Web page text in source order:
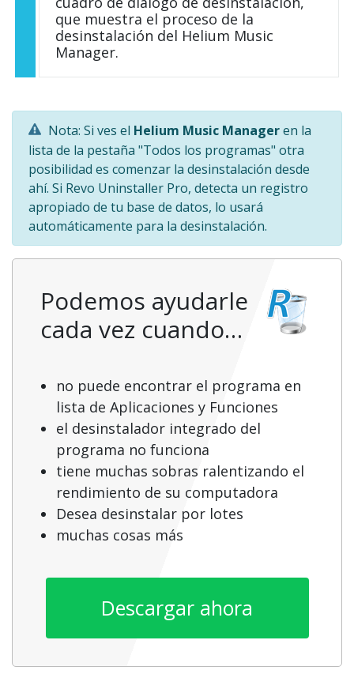
que muestra el proceso de la
desinstalación del Helium Music
Manager.
Nota: Si ves el Helium Music Manageren la
lista de la pestaña "Todos los programas" otra
posibilidad es comenzar la desinstalación desde
ahí. Si Revo Uninstaller Pro, detecta un registro
apropiado de tu base de datos, lo usará
automáticamente para la desinstalación.
Podemos ayudarle
cada vez cuando…
no puede encontrar el programa en
lista de Aplicaciones y Funciones
el desinstalador integrado del
programa no funciona
tiene muchas sobras ralentizando el
rendimiento de su computadora
Desea desinstalar por lotes
muchas cosas más
Descargar ahora